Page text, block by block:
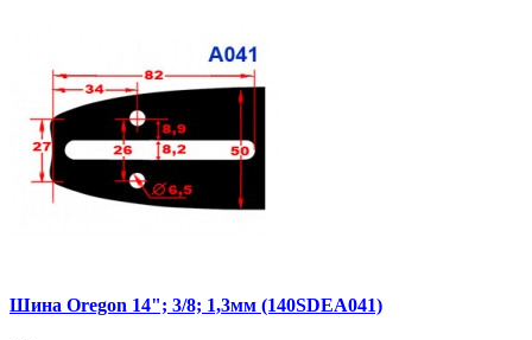
Шина Oregon 14"; 3/8; 1,3мм (140SDEA041)